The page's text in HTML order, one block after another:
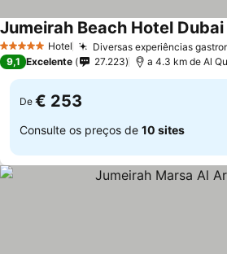
5 Estrelas Hotel Diversas experiências
Jumeirah Beach Hotel Dubai
9,1 Excelente 27.223 a 4.3 km de Al
De € 253
Consulte os preços de 10 sites